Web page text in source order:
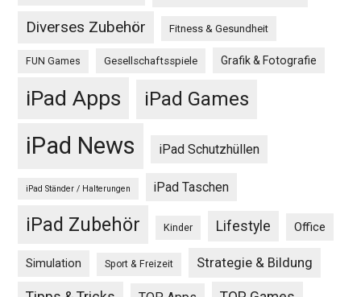
Diverses Zubehör Fitness & Gesundheit
FUN Games Gesellschaftsspiele Grafik & Fotografie
iPad Apps iPad Games
iPad News iPad Schutzhüllen
iPad Ständer / Halterungen iPad Taschen
iPad Zubehör Kinder Lifestyle Office
Simulation Sport & Freizeit Strategie & Bildung